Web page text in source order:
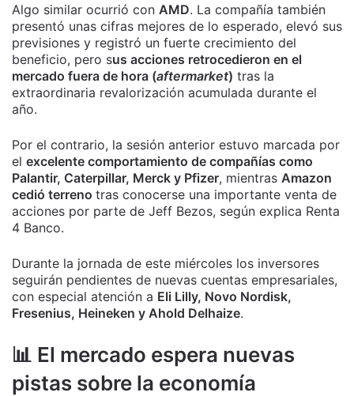
Algo similar ocurrió con AMD. La compañía también
presentó unas cifras mejores de lo esperado, elevó sus
previsiones y registró un fuerte crecimiento del
beneficio, pero sus acciones retrocedieron en el
mercado fuera de hora (aftermarket) tras la
extraordinaria revalorización acumulada durante el
año.
Por el contrario, la sesión anterior estuvo marcada por
el excelente comportamiento de compañías como
Palantir, Caterpillar, Merck y Pfizer, mientras Amazon
cedió terreno tras conocerse una importante venta de
acciones por parte de Jeff Bezos, según explica Renta
4 Banco.
Durante la jornada de este miércoles los inversores
seguirán pendientes de nuevas cuentas empresariales,
con especial atención a Eli Lilly, Novo Nordisk,
Fresenius, Heineken y Ahold Delhaize.
📊 El mercado espera nuevas
pistas sobre la economía